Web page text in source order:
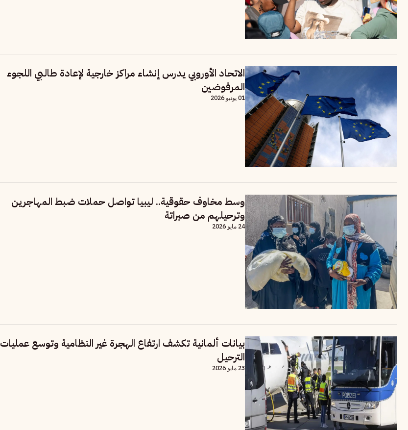
الاتحاد الأوروبي يدرس إنشاء مراكز خارجية لإعادة طالبي اللجوء
المرفوضين
01 يونيو 2026
وسط مخاوف حقوقية.. ليبيا تواصل حملات ضبط المهاجرين
وترحيلهم من صبراتة
24 مايو 2026
بيانات ألمانية تكشف ارتفاع الهجرة غير النظامية وتوسع عمليات
الترحيل
23 مايو 2026